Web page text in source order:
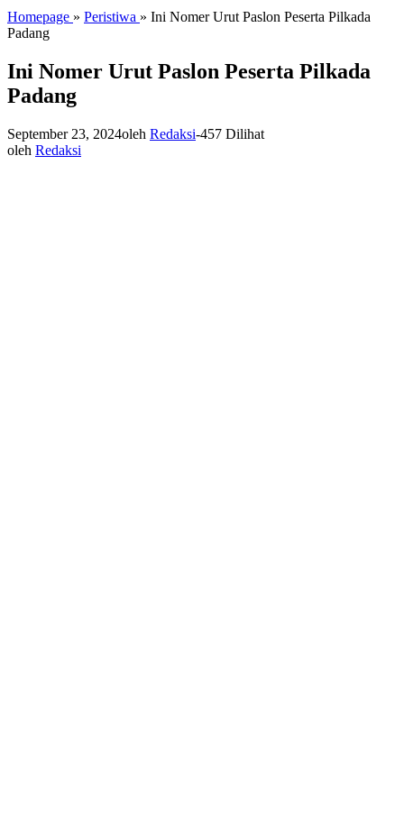
Homepage » Peristiwa » Ini Nomer Urut Paslon Peserta Pilkada
Padang
Ini Nomer Urut Paslon Peserta Pilkada
Padang
September 23, 2024oleh Redaksi-457 Dilihat
oleh Redaksi